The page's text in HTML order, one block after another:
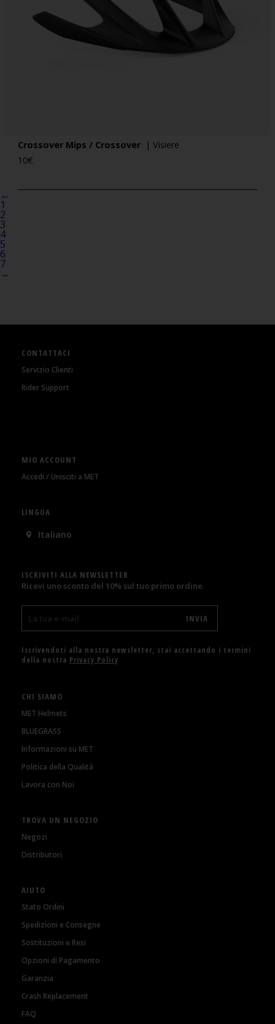
Crossover Mips / Crossover
| Visiere
10€
←
1
2
3
4
5
6
7
→
CONTATTACI
Servizio Clienti
Rider Support
MIO ACCOUNT
Accedi / Unisciti a MET
LINGUA
Italiano
ISCRIVITI ALLA NEWSLETTER
Ricevi uno sconto del 10% sul tuo primo ordine.
Iscrivendoti alla nostra newsletter, stai accettando i termini
della nostra Privacy Policy
CHI SIAMO
MET Helmets
BLUEGRASS
Informazioni su MET
Politica della Qualità
Lavora con Noi
TROVA UN NEGOZIO
Negozi
Distributori
AIUTO
Stato Ordini
Spedizioni e Consegne
Sostituzioni e Resi
Opzioni di Pagamento
Garanzia
Crash Replacement
FAQ